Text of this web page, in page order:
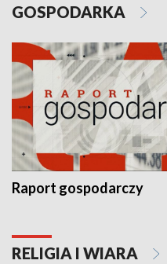
GOSPODARKA
Raport gospodarczy
RELIGIA I WIARA